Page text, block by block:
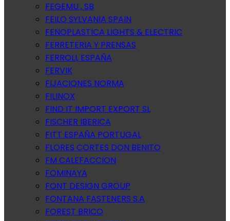
FEGEMU , SB
FEILO SYLVANIA SPAIN
FENOPLASTICA LIGHTS & ELECTRIC
FERRETERIA Y PRENSAS
FERROLI, ESPAÑA
FERVIK
FIJACIONES NORMA
FILINOX
FIND IT IMPORT EXPORT SL
FISCHER IBERICA
FITT ESPAÑA PORTUGAL
FLORES CORTES DON BENITO
FM CALEFACCION
FOMINAYA
FONT DESIGN GROUP
FONTANA FASTENERS S.A
FOREST BRICO